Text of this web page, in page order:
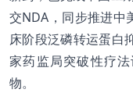
交NDA，同步推进中
床阶段泛磷转运蛋白
家药监局突破性疗
物。